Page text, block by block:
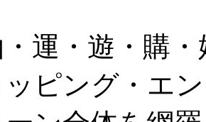
・運・遊・購
ピング・エ